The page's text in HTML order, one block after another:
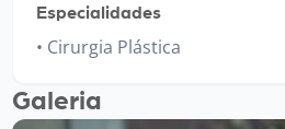
Especialidades
Cirurgia Plástica
Galeria